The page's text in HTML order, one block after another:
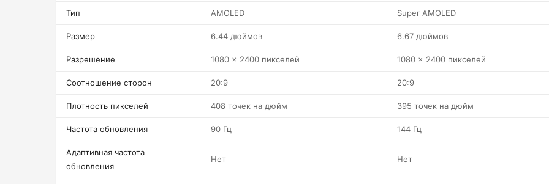
Тип AMOLED Super AMOLED
Размер 6.44 дюймов 6.67 дюймов
Разрешение 1080 x 2400 пикселей 1080 x 2400 пикселей
Соотношение сторон 20:9 20:9
Плотность пикселей 408 точек на дюйм 395 точек на дюйм
Частота обновления 90 Гц 144 Гц
Адаптивная частота
обновления
Нет Нет